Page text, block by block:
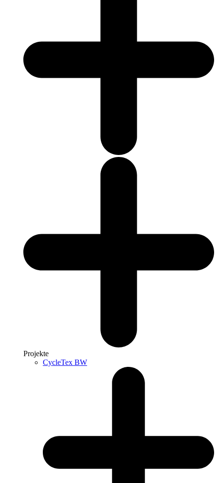
Projekte
CycleTex BW